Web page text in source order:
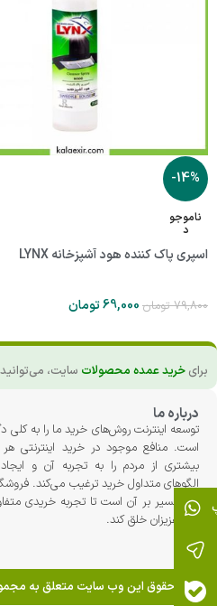
-14%
ناموجو
د
اسپری پاک کننده هود آشپزخانه LYNX
79,800 تومان 69,000تومان
برای خرید عمده محصولات سایت، می‌توانید
درباره ما
توسعه اینترنت روش‌های خرید ما را به کلی
است. منافع موجود در خرید اینترنتی هر
بیشتری از مردم را به تجربه آن و
الگوهای متداول خرید ترغیب می‏‌کند.
کالا اکسیر بر آن است تا تجربه خریدی
شما عزیزان خلق کند.
تمامی حقوق این وب سایت متعلق به